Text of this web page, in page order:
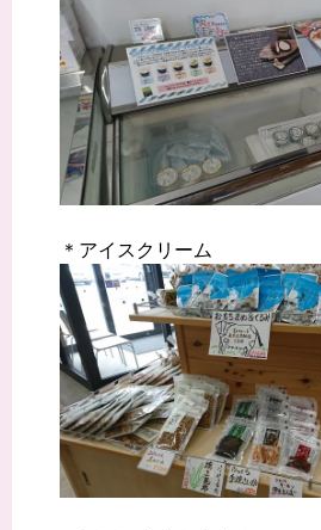
＊アイスクリーム